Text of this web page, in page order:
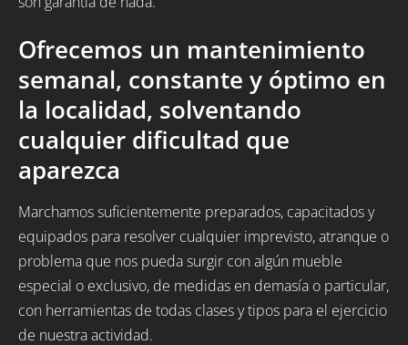
Ofrecemos un mantenimiento
semanal, constante y óptimo en
la localidad, solventando
cualquier dificultad que
aparezca
Marchamos suficientemente preparados, capacitados y
equipados para resolver cualquier imprevisto, atranque o
problema que nos pueda surgir con algún mueble
especial o exclusivo, de medidas en demasía o particular,
con herramientas de todas clases y tipos para el ejercicio
de nuestra actividad.